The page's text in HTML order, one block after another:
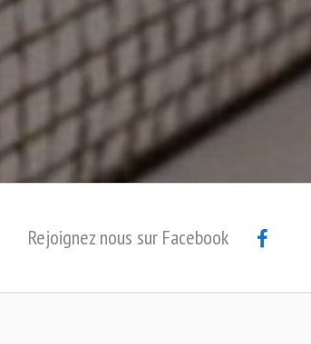
Rejoignez nous sur Facebook